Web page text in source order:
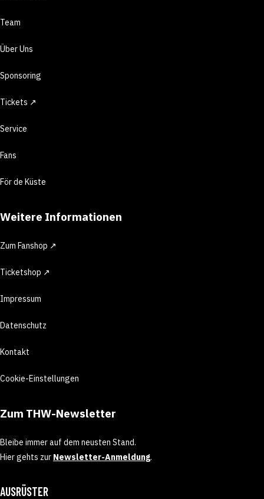
Team
Über Uns
Sponsoring
Tickets ↗
Service
Fans
För de Küste
Weitere Informationen
Zum Fanshop ↗
Ticketshop ↗
Impressum
Datenschutz
Kontakt
Cookie-Einstellungen
Zum THW-Newsletter
Bleibe immer auf dem neusten Stand.
Hier gehts zur Newsletter-Anmeldung.
AUSRÜSTER